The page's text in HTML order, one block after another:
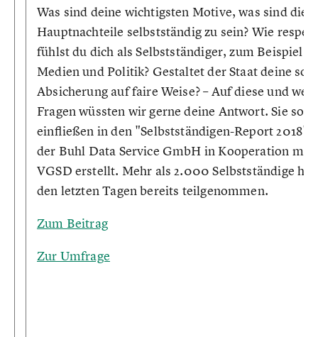
Was sind deine wichtigsten Motive, was sind die
Hauptnachteile selbstständig zu sein? Wie
fühlst du dich als Selbstständiger, zum Beispiel
Medien und Politik? Gestaltet der Staat deine
Absicherung auf faire Weise? – Auf diese und
Fragen wüssten wir gerne deine Antwort. Sie soll
einfließen in den "Selbstständigen-Report 2018",
der Buhl Data Service GmbH in Kooperation mit
VGSD erstellt. Mehr als 2.000 Selbstständige
den letzten Tagen bereits teilgenommen.
Zum Beitrag
Zur Umfrage